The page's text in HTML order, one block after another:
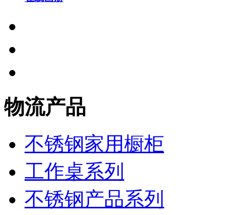
物流产品
不锈钢家用橱柜
工作桌系列
不锈钢产品系列